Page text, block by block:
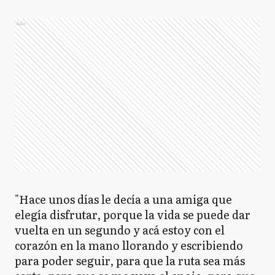
Ads
"Hace unos días le decía a una amiga que
elegía disfrutar, porque la vida se puede dar
vuelta en un segundo y acá estoy con el
corazón en la mano llorando y escribiendo
para poder seguir, para que la ruta sea más